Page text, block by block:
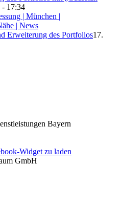
- 17:34
Erweiterung des Portfolios17.
Bayern
Widget zu laden
GmbH